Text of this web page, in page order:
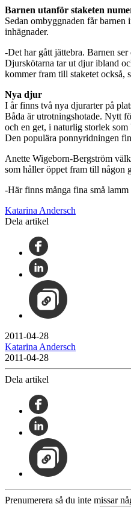
Barnen utanför staketen
Sedan ombyggnaden får
inhägnader.
-Det har gått jättebra. Barnen
Djurskötarna tar ut djur ibland
kommer fram till staketet också,
Nya djur
I år finns två nya djurarter på
Båda är utrotningshotade. Nytt
och en get, i naturlig storlek
Den populära ponnyridningen
Anette Wigeborn-Bergström
som håller öppet fram till någon
-Här finns många fina små
Katarina Andersch
Dela artikel
2011-04-28
Katarina Andersch
2011-04-28
Dela artikel
Prenumerera så du inte missar